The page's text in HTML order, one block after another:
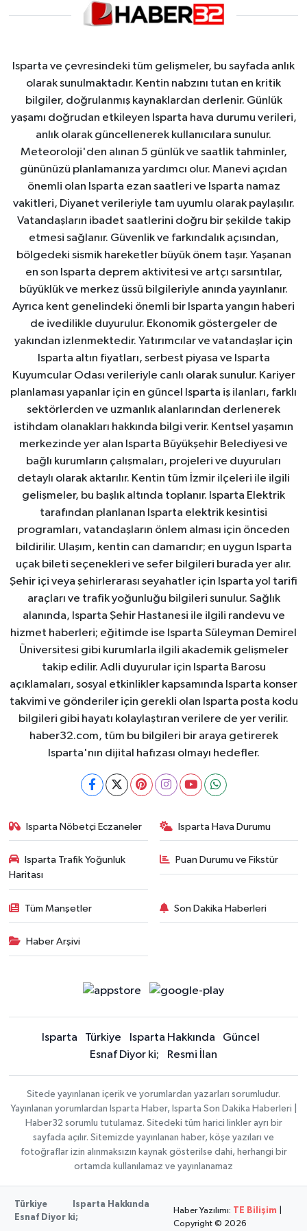
Isparta ve çevresindeki tüm gelişmeler, bu sayfada anlık
olarak sunulmaktadır. Kentin nabzını tutan en kritik
bilgiler, doğrulanmış kaynaklardan derlenir. Günlük
yaşamı doğrudan etkileyen Isparta hava durumu verileri,
anlık olarak güncellenerek kullanıcılara sunulur.
Meteoroloji'den alınan 5 günlük ve saatlik tahminler,
gününüzü planlamanıza yardımcı olur. Manevi açıdan
önemli olan Isparta ezan saatleri ve Isparta namaz
vakitleri, Diyanet verileriyle tam uyumlu olarak paylaşılır.
Vatandaşların ibadet saatlerini doğru bir şekilde takip
etmesi sağlanır. Güvenlik ve farkındalık açısından,
bölgedeki sismik hareketler büyük önem taşır. Yaşanan
en son Isparta deprem aktivitesi ve artçı sarsıntılar,
büyüklük ve merkez üssü bilgileriyle anında yayınlanır.
Ayrıca kent genelindeki önemli bir Isparta yangın haberi
de ivedilikle duyurulur. Ekonomik göstergeler de
yakından izlenmektedir. Yatırımcılar ve vatandaşlar için
Isparta altın fiyatları, serbest piyasa ve Isparta
Kuyumcular Odası verileriyle canlı olarak sunulur. Kariyer
planlaması yapanlar için en güncel Isparta iş ilanları, farklı
sektörlerden ve uzmanlık alanlarından derlenerek
istihdam olanakları hakkında bilgi verir. Kentsel yaşamın
merkezinde yer alan Isparta Büyükşehir Belediyesi ve
bağlı kurumların çalışmaları, projeleri ve duyuruları
detaylı olarak aktarılır. Kentin tüm İzmir ilçeleri ile ilgili
gelişmeler, bu başlık altında toplanır. Isparta Elektrik
tarafından planlanan Isparta elektrik kesintisi
programları, vatandaşların önlem alması için önceden
bildirilir. Ulaşım, kentin can damarıdır; en uygun Isparta
uçak bileti seçenekleri ve sefer bilgileri burada yer alır.
Şehir içi veya şehirlerarası seyahatler için Isparta yol tarifi
araçları ve trafik yoğunluğu bilgileri sunulur. Sağlık
alanında, Isparta Şehir Hastanesi ile ilgili randevu ve
hizmet haberleri; eğitimde ise Isparta Süleyman Demirel
Üniversitesi gibi kurumlarla ilgili akademik gelişmeler
takip edilir. Adli duyurular için Isparta Barosu
açıklamaları, sosyal etkinlikler kapsamında Isparta konser
takvimi ve gönderiler için gerekli olan Isparta posta kodu
bilgileri gibi hayatı kolaylaştıran verilere de yer verilir.
haber32.com, tüm bu bilgileri bir araya getirerek
Isparta'nın dijital hafızası olmayı hedefler.
Isparta Nöbetçi Eczaneler Isparta Hava Durumu
Isparta Trafik Yoğunluk
Haritası
Puan Durumu ve Fikstür
Tüm Manşetler Son Dakika Haberleri
Haber Arşivi
Isparta Türkiye Isparta Hakkında
Güncel
Esnaf Diyor ki;
Resmi İlan
Sitede yayınlanan içerik ve yorumlardan yazarları sorumludur.
Yayınlanan yorumlardan Isparta Haber, Isparta Son Dakika Haberleri |
Haber32 sorumlu tutulamaz. Sitedeki tüm harici linkler ayrı bir
sayfada açılır. Sitemizde yayınlanan haber, köşe yazıları ve
fotoğraflar izin alınmaksızın kaynak gösterilse dahi, herhangi bir
ortamda kullanılamaz ve yayınlanamaz
Türkiye
Isparta Hakkında
Esnaf Diyor ki;
Haber Yazılımı: TE Bilişim
Copyright © 2026